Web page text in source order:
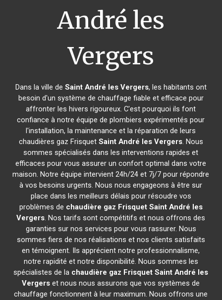
André les
Vergers
Dans la ville de Saint André les Vergers, les habitants ont
besoin d'un système de chauffage fiable et efficace pour
affronter les hivers rigoureux. C'est pourquoi ils font
confiance à notre équipe de plombiers expérimentés pour
l'installation, la maintenance et la réparation de leurs
chaudières gaz Frisquet Saint André les Vergers. Nous
sommes spécialisés dans les interventions rapides et
efficaces pour vous assurer un confort optimal dans votre
maison. Notre équipe intervient 24h/24 et 7j/7 pour répondre
à vos besoins urgents. Nous nous engageons à être sur
place dans les meilleurs délais pour résoudre vos
problèmes de chaudière gaz Frisquet Saint André les
Vergers. Nos tarifs sont compétitifs et nous offrons des
garanties sur nos services pour vous rassurer. Nous
sommes fiers de nos réalisations et nos clients satisfaits
en témoignent. Ils apprécient notre professionnalisme,
notre rapidité et notre disponibilité. Nous sommes les
spécialistes de la chaudière gaz Frisquet Saint André les
Vergers et nous nous assurons que vos systèmes de
chauffage fonctionnent à leur maximum. Nous offrons une